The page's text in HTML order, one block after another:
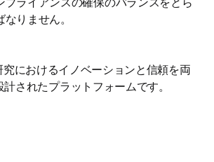
りません。
究におけるイノベーションと信頼を両
されたプラットフォームです。